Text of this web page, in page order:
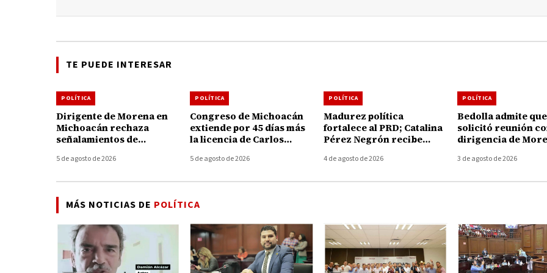
TE PUEDE INTERESAR
POLÍTICA
Dirigente de Morena en
Michoacán rechaza
señalamientos de
pide no politizar asesinato
5 de agosto de 2026
POLÍTICA
Congreso de Michoacán
extiende por 45 días más
la licencia de Carlos
FGE
5 de agosto de 2026
POLÍTICA
Madurez política
fortalece al PRD; Catalina
Pérez Negrón recibe
promotora para
Tiquicheo
4 de agosto de 2026
POLÍTICA
Bedolla admite que
solicitó reunión
dirigencia de
"serenar" los
persona
3 de agosto de 2026
MÁS NOTICIAS DE POLÍTICA